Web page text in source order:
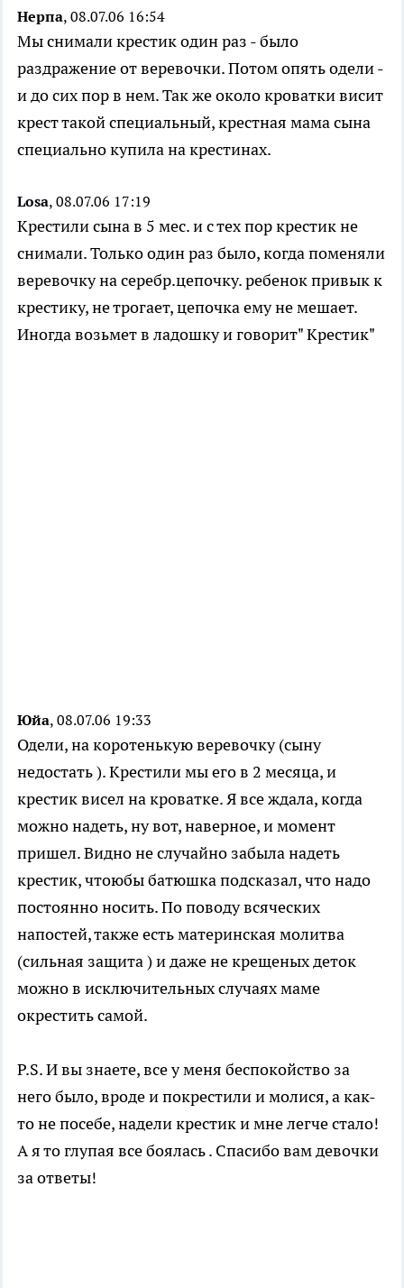
Нерпа, 08.07.06 16:54
Мы снимали крестик один раз - было
раздражение от веревочки. Потом опять одели -
и до сих пор в нем. Так же около кроватки висит
крест такой специальный, крестная мама сына
специально купила на крестинах.
Losa, 08.07.06 17:19
Крестили сына в 5 мес. и с тех пор крестик не
снимали. Только один раз было, когда поменяли
веревочку на серебр.цепочку. ребенок привык к
крестику, не трогает, цепочка ему не мешает.
Иногда возьмет в ладошку и говорит" Крестик"
Юйа, 08.07.06 19:33
Одели, на коротенькую веревочку (сыну
недостать ). Крестили мы его в 2 месяца, и
крестик висел на кроватке. Я все ждала, когда
можно надеть, ну вот, наверное, и момент
пришел. Видно не случайно забыла надеть
крестик, чтоюбы батюшка подсказал, что надо
постоянно носить. По поводу всяческих
напостей, также есть материнская молитва
(сильная защита ) и даже не крещеных деток
можно в исключительных случаях маме
окрестить самой.
P.S. И вы знаете, все у меня беспокойство за
него было, вроде и покрестили и молися, а как-
то не посебе, надели крестик и мне легче стало!
А я то глупая все боялась . Спасибо вам девочки
за ответы!